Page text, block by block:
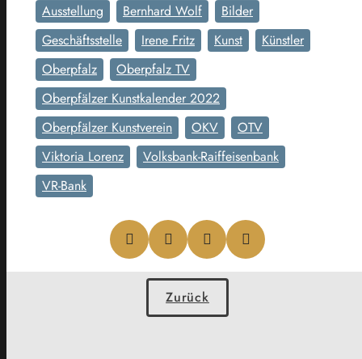
Ausstellung Bernhard Wolf
Bilder
Geschäftsstelle
Irene Fritz Kunst
Künstler
Oberpfalz
Oberpfalz TV
Oberpfälzer Kunstkalender 2022
Oberpfälzer Kunstverein
OKV
OTV
Viktoria Lorenz
Volksbank-Raiffeisenbank
VR-Bank
Zurück